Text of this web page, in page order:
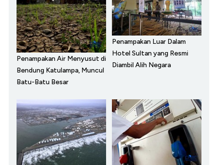
Penampakan Air Menyusut di
Bendung Katulampa, Muncul
Batu-Batu Besar
Penampakan Luar Dalam
Hotel Sultan yang Resmi
Diambil Alih Negara